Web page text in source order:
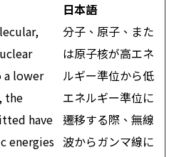
日本語
lower
the
have
energies
分子、原子、また
は原子核が高エネ
ルギー準位から低
エネルギー準位に
遷移する際、無線
波からガンマ線に